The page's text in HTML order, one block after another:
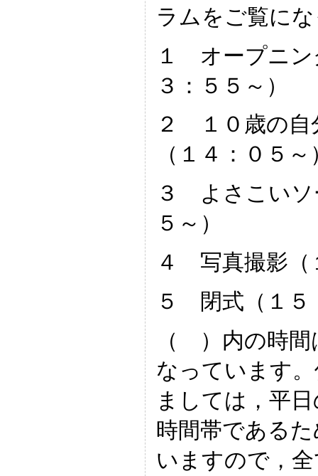
ラムをご覧に
１ オープニン
３：５５～）
２ １０歳の自
（１４：０５～
３ よさこいソ
５～）
４ 写真撮影（
５ 閉式（１５
（ ）内の時間
なっています
ましては，平
時間帯である
いますので，